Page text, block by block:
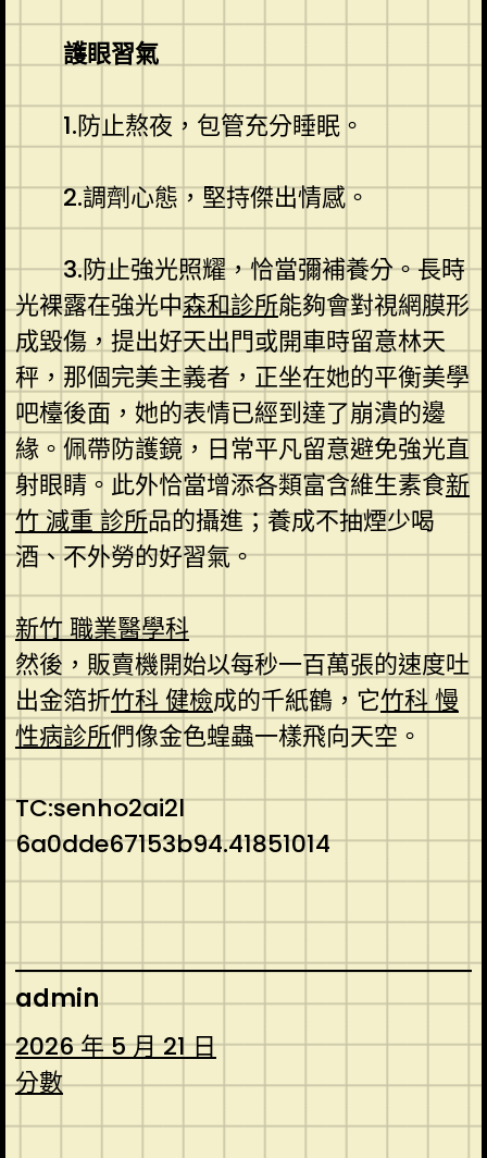
護眼習氣
1.防止熬夜，包管充分睡眠。
2.調劑心態，堅持傑出情感。
3.防止強光照耀，恰當彌補養分。長時
光裸露在強光中森和診所能夠會對視網膜形
成毀傷，提出好天出門或開車時留意林天
秤，那個完美主義者，正坐在她的平衡美學
吧檯後面，她的表情已經到達了崩潰的邊
緣。佩帶防護鏡，日常平凡留意避免強光直
射眼睛。此外恰當增添各類富含維生素食新
竹 減重 診所品的攝進；養成不抽煙少喝
酒、不外勞的好習氣。
新竹 職業醫學科
然後，販賣機開始以每秒一百萬張的速度吐
出金箔折竹科 健檢成的千紙鶴，它竹科 慢
性病診所們像金色蝗蟲一樣飛向天空。
TC:senho2ai2l
6a0dde67153b94.41851014
admin
2026 年 5 月 21 日
分數